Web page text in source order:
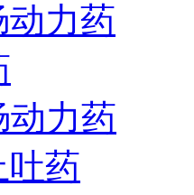
力药
动力药
吐药